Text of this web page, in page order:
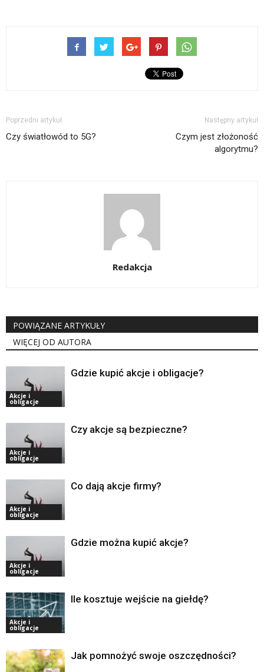
Poprzedni artykuł
Czy światłowód to 5G?
Następny artykuł
Czym jest złożoność
algorytmu?
Redakcja
POWIĄZANE ARTYKUŁY
WIĘCEJ OD AUTORA
Akcje i
obligacje
Gdzie kupić akcje i obligacje?
Akcje i
obligacje
Czy akcje są bezpieczne?
Akcje i
obligacje
Co dają akcje firmy?
Akcje i
obligacje
Gdzie można kupić akcje?
Akcje i
obligacje
Ile kosztuje wejście na giełdę?
Jak pomnożyć swoje oszczędności?